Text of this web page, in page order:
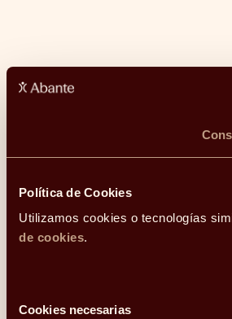
Política de Cookies
Utilizamos cookies o tecnologías
de cookies.
deCookies necesarias